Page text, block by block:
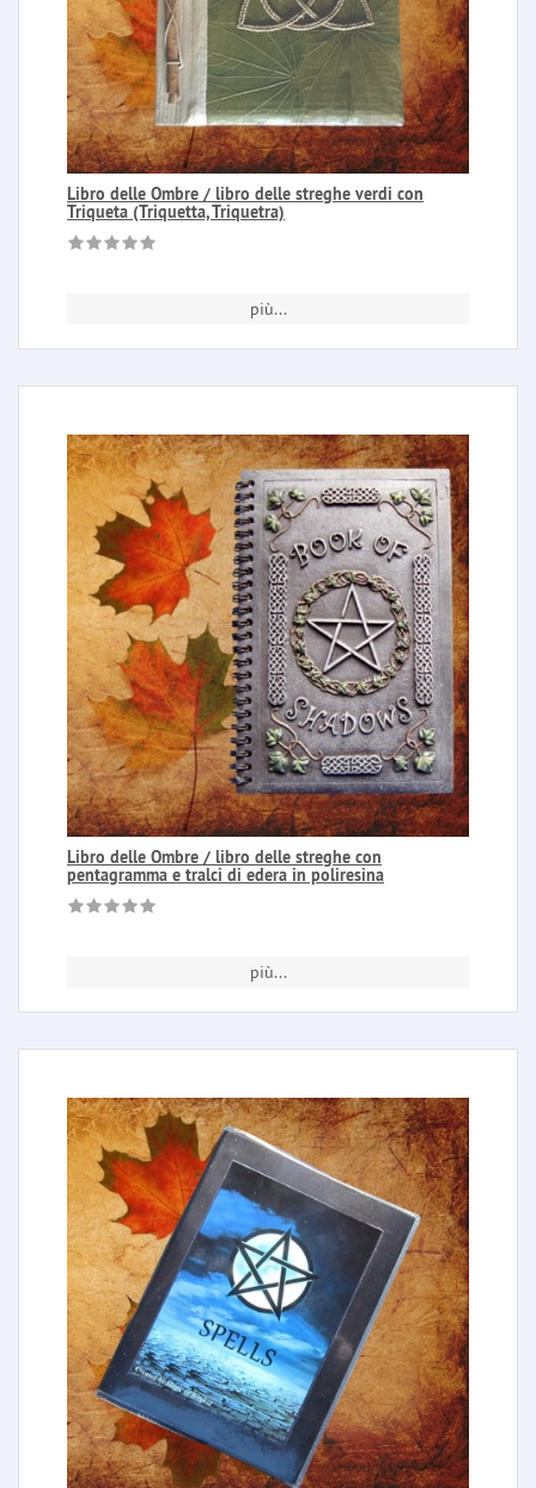
Libro delle Ombre / libro delle streghe verdi con
Triqueta (Triquetta, Triquetra)
più...
Libro delle Ombre / libro delle streghe con
pentagramma e tralci di edera in poliresina
più...